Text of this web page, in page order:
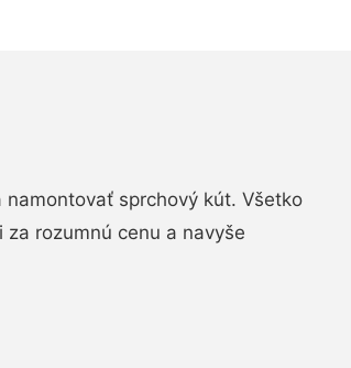
sprchový kút. Všetko
rozumnú cenu a navyše